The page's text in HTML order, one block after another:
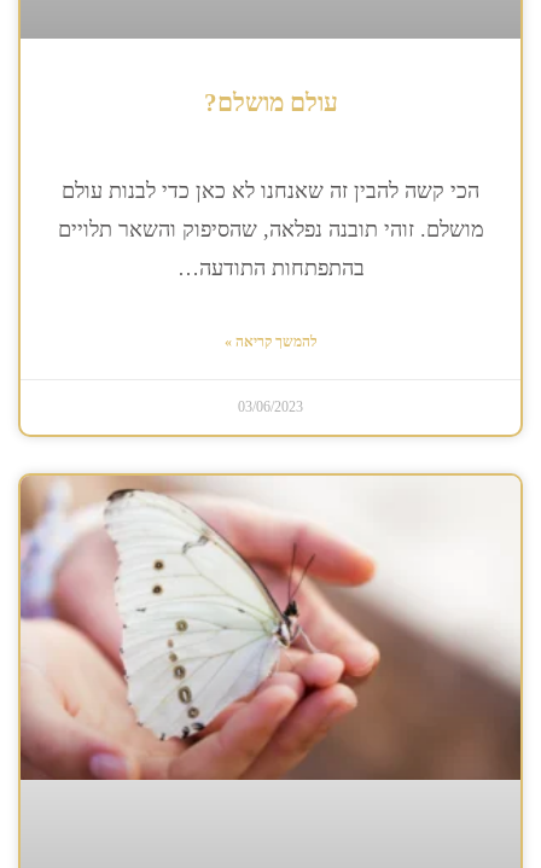
עולם מושלם?
הכי קשה להבין זה שאנחנו לא כאן כדי לבנות עולם
מושלם. זוהי תובנה נפלאה, שהסיפוק והשאר תלויים
בהתפתחות התודעה…
להמשך קריאה »
03/06/2023